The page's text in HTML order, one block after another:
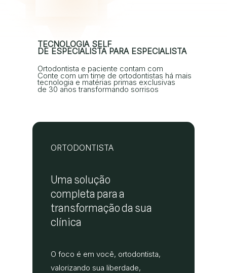
TECNOLOGIA SELF
Ortodontista e paciente contam com
tecnologia e matérias primas exclusivas
DE ESPECIALISTA PARA ESPECIALISTA
Conte com um time de ortodontistas há mais
de 30 anos transformando sorrisos
ORTODONTISTA
Uma solução
completa para a
transformação da sua
clínica
O foco é em você, ortodontista,
valorizando sua liberdade,